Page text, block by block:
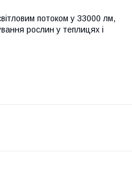
потоком у 33000 лм,
рослин у теплицях і